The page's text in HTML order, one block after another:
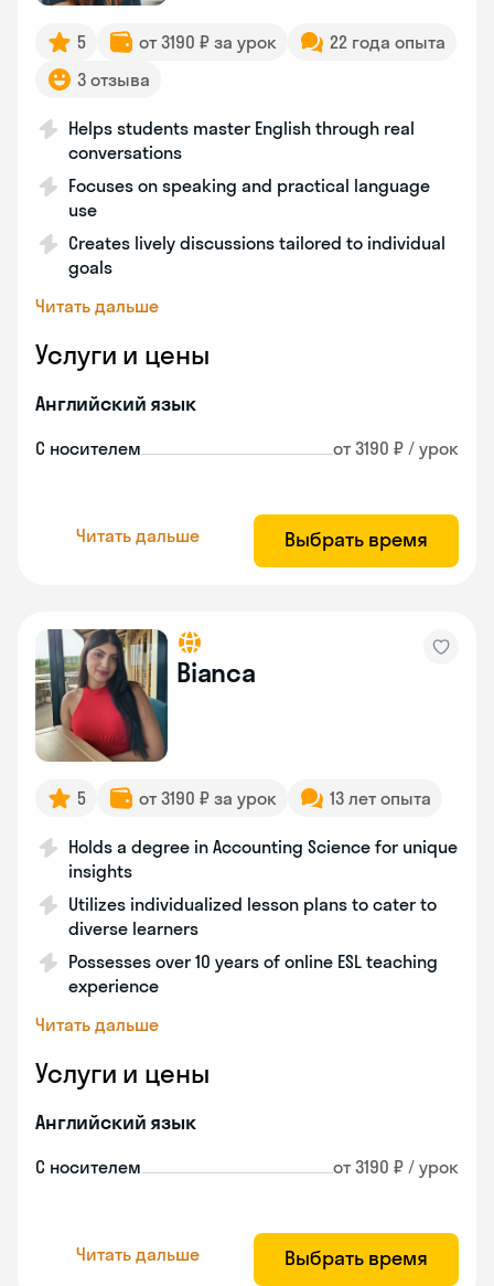
5 от 3190 ₽ за урок
22 года опыта
3 отзыва
Helps students master English through real
conversations
Focuses on speaking and practical language
use
Creates lively discussions tailored to individual
goals
Читать дальше
Услуги и цены
Английский язык
С носителем от 3190 ₽ / урок
Читать дальше Выбрать время
Bianca
5 от 3190 ₽ за урок 13 лет опыта
Holds a degree in Accounting Science for unique
insights
Utilizes individualized lesson plans to cater to
diverse learners
Possesses over 10 years of online ESL teaching
experience
Читать дальше
Услуги и цены
Английский язык
С носителем от 3190 ₽ / урок
Читать дальше Выбрать время